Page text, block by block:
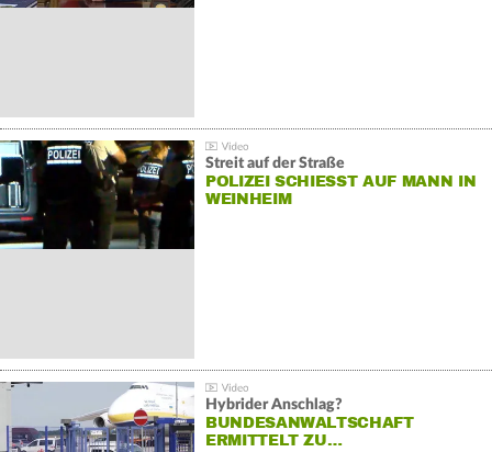
Streit auf der Straße
POLIZEI SCHIESST AUF MANN IN W
EINHEIM
Hybrider Anschlag?
BUNDESANWALTSCHAFT
ERMITTELT ZU…